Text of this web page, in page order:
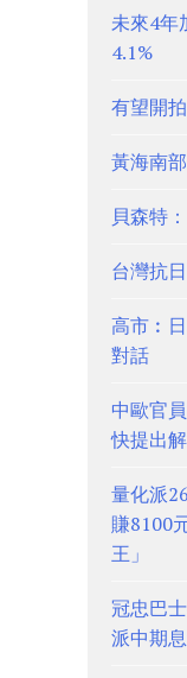
未來4年
4.1%
有望開
黃海南
貝森特
台灣抗
高市︰
對話
中歐官
快提出
量化派
賺8100
王」
冠忠巴
派中期